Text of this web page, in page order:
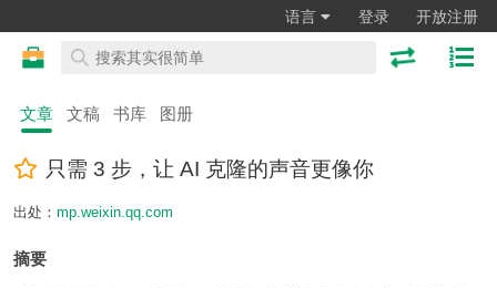
语言 登录 开放注册
文章 文稿 书库 图册
只需 3 步，让 AI 克隆的声音更像你
出处： mp.weixin.qq.com
摘要